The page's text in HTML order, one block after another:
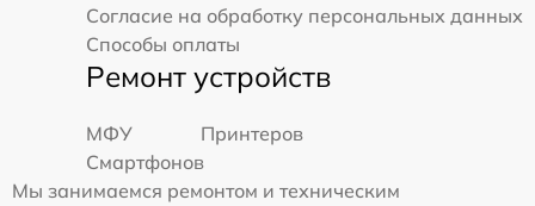
Согласие на обработку персональных данных
Способы оплаты
Ремонт устройств
МФУ
Принтеров
Смартфонов
Мы занимаемся ремонтом и техническим